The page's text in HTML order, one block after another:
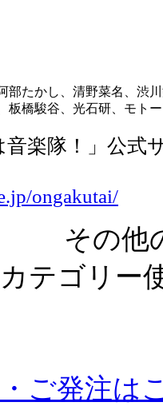
部たかし、清野菜名、渋
板橋駿谷、光石研、モト
音楽隊！」公式
ongakutai/
その他
テゴリー
ご発注は